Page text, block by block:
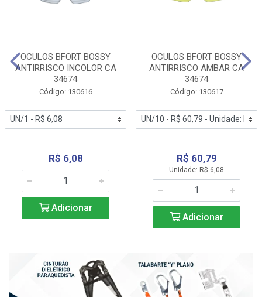
OCULOS BFORT BOSSY
ANTIRRISCO INCOLOR CA
34674
Código: 130616
R$ 6,08
Adicionar
OCULOS BFORT BOSSY
ANTIRRISCO AMBAR CA
34674
Código: 130617
R$ 60,79
Unidade: R$ 6,08
Adicionar